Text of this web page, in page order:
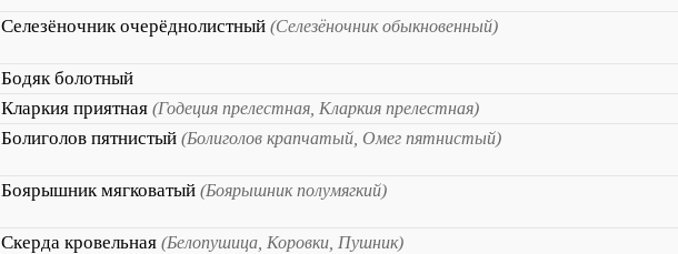
Селезёночник очерёднолистный (Селезёночник обыкновенный)
Бодяк болотный
Кларкия приятная (Годеция прелестная, Кларкия прелестная)
Болиголов пятнистый (Болиголов крапчатый, Омег пятнистый)
Боярышник мягковатый (Боярышник полумягкий)
Скерда кровельная (Белопушица, Коровки, Пушник)